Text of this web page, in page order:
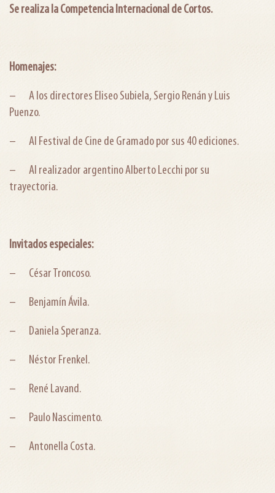
Se realiza la Competencia Internacional de Cortos.
Homenajes:
– A los directores Eliseo Subiela, Sergio Renán y Luis
Puenzo.
– Al Festival de Cine de Gramado por sus 40 ediciones.
– Al realizador argentino Alberto Lecchi por su
trayectoria.
Invitados especiales:
– César Troncoso.
– Benjamín Ávila.
– Daniela Speranza.
– Néstor Frenkel.
– René Lavand.
– Paulo Nascimento.
– Antonella Costa.